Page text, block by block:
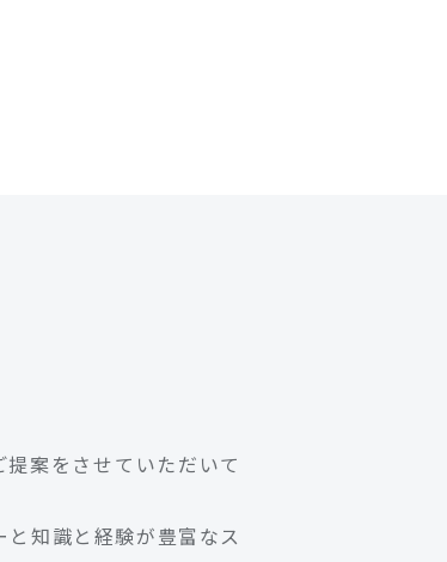
案をさせていただいて
知識と経験が豊富なス